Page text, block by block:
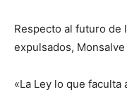
Respecto al futuro de
expulsados,
«La Ley lo que